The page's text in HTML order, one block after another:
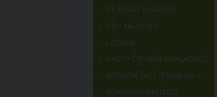
DÍLENSKÉ VYBAVENÍ
DÍLY NA VLEKY
LOŽISKA
HROTY ČELNÍCH NAKLADAČŮ
ROTAČNÍ ŽACÍ STROJE-DÍLY
KOMBAJNY/SKLÍZECÍ